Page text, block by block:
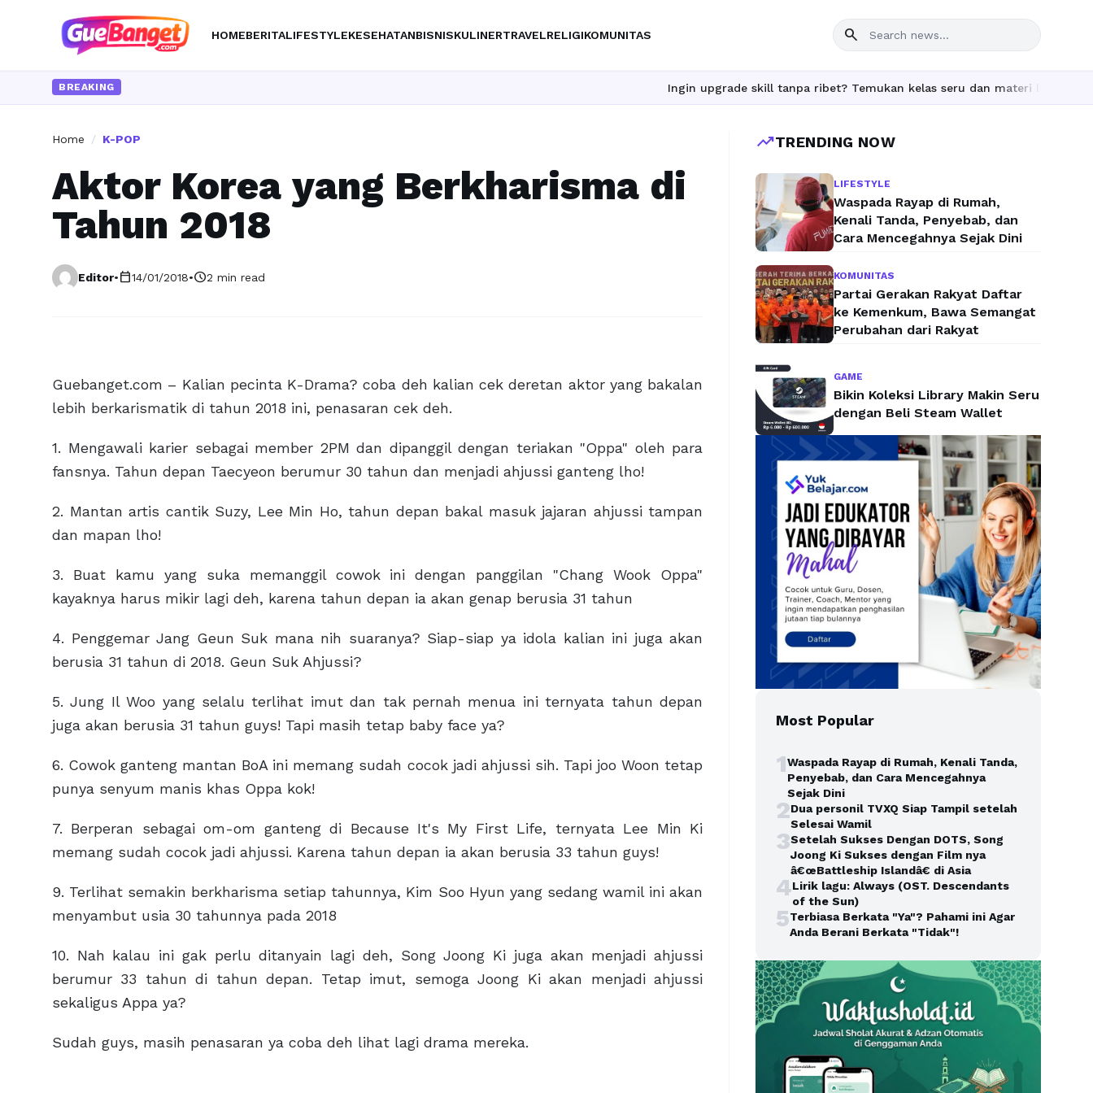
HOMEBERITALIFESTYLEKESEHATANBISNISKULINERTRAVELRELIGIKOMUNITAS search
BREAKING Ingin upgrade skill tanpa ribet? Temukan kelas seru dan materi lengkap hanya
Home / K-POP
Aktor Korea yang Berkharisma di
Tahun 2018
Editor•calendar_today14/01/2018•schedule2 min read
Guebanget.com – Kalian pecinta K-Drama? coba deh kalian cek deretan aktor yang bakalan
lebih berkarismatik di tahun 2018 ini, penasaran cek deh.
1. Mengawali karier sebagai member 2PM dan dipanggil dengan teriakan "Oppa" oleh para
fansnya. Tahun depan Taecyeon berumur 30 tahun dan menjadi ahjussi ganteng lho!
2. Mantan artis cantik Suzy, Lee Min Ho, tahun depan bakal masuk jajaran ahjussi tampan
dan mapan lho!
3. Buat kamu yang suka memanggil cowok ini dengan panggilan "Chang Wook Oppa"
kayaknya harus mikir lagi deh, karena tahun depan ia akan genap berusia 31 tahun
4. Penggemar Jang Geun Suk mana nih suaranya? Siap-siap ya idola kalian ini juga akan
berusia 31 tahun di 2018. Geun Suk Ahjussi?
5. Jung Il Woo yang selalu terlihat imut dan tak pernah menua ini ternyata tahun depan
juga akan berusia 31 tahun guys! Tapi masih tetap baby face ya?
6. Cowok ganteng mantan BoA ini memang sudah cocok jadi ahjussi sih. Tapi joo Woon tetap
punya senyum manis khas Oppa kok!
7. Berperan sebagai om-om ganteng di Because It's My First Life, ternyata Lee Min Ki
memang sudah cocok jadi ahjussi. Karena tahun depan ia akan berusia 33 tahun guys!
9. Terlihat semakin berkharisma setiap tahunnya, Kim Soo Hyun yang sedang wamil ini akan
menyambut usia 30 tahunnya pada 2018
10. Nah kalau ini gak perlu ditanyain lagi deh, Song Joong Ki juga akan menjadi ahjussi
berumur 33 tahun di tahun depan. Tetap imut, semoga Joong Ki akan menjadi ahjussi
sekaligus Appa ya?
Sudah guys, masih penasaran ya coba deh lihat lagi drama mereka.
trending_upTRENDING NOW
LIFESTYLE
Waspada Rayap di Rumah,
Kenali Tanda, Penyebab, dan
Cara Mencegahnya Sejak Dini
KOMUNITAS
Partai Gerakan Rakyat Daftar
ke Kemenkum, Bawa Semangat
Perubahan dari Rakyat
GAME
Bikin Koleksi Library Makin Seru
dengan Beli Steam Wallet
Most Popular
1Waspada Rayap di Rumah, Kenali Tanda,
Penyebab, dan Cara Mencegahnya
Sejak Dini
2Dua personil TVXQ Siap Tampil setelah
Selesai Wamil
3Setelah Sukses Dengan DOTS, Song
Joong Ki Sukses dengan Film nya
â€œBattleship Islandâ€ di Asia
4Lirik lagu: Always (OST. Descendants
of the Sun)
5Terbiasa Berkata "Ya"? Pahami ini Agar
Anda Berani Berkata "Tidak"!